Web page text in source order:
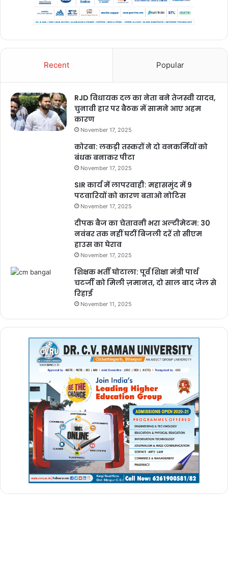
Recent Popular
RJD विधायक दल का नेता बने तेजस्वी यादव,
चुनावी हार पर बैठक में सामने आए अहम
कारण
November 17, 2025
कोरबा: लकड़ी तस्करों ने दो वनकर्मियों को
बंधक बनाकर पीटा
November 17, 2025
SIR कार्य में लापरवाही: महासमुंद में 9
पटवारियों को कारण बताओ नोटिस
November 17, 2025
दीपक बैज का चेतावनी भरा अल्टीमेटम: 30
नवंबर तक नहीं घटीं बिजली दरें तो सीएम
हाउस का घेराव
November 17, 2025
शिक्षक भर्ती घोटाला: पूर्व शिक्षा मंत्री पार्थ
चटर्जी को मिली ज़मानत, दो साल बाद जेल से
रिहाई
November 11, 2025